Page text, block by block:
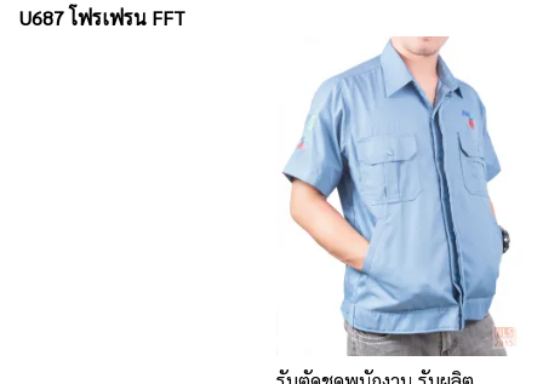
UV และแสงไฟ เพื้อเพิ่มความ
U687 โฟรเฟรน FFT